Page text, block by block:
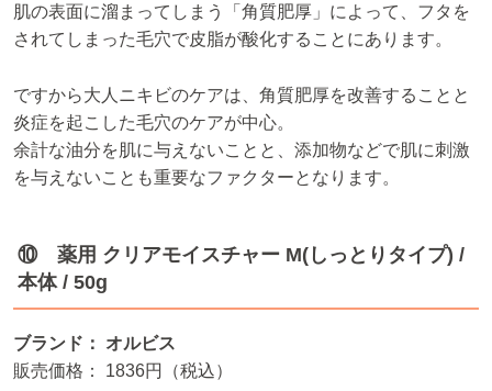
肌の表面に溜まってしまう「角質肥厚」によって、フタを
されてしまった毛穴で皮脂が酸化することにあります。
ですから大人ニキビのケアは、角質肥厚を改善することと
炎症を起こした毛穴のケアが中心。
余計な油分を肌に与えないことと、添加物などで肌に刺激
を与えないことも重要なファクターとなります。
⑩ 薬用 クリアモイスチャー M(しっとりタイプ) /
本体 / 50g
ブランド： オルビス
販売価格： 1836円（税込）